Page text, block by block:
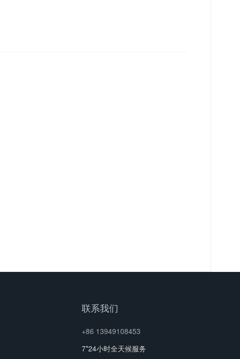
联系我们
+86 13949108453
7*24小时全天候服务